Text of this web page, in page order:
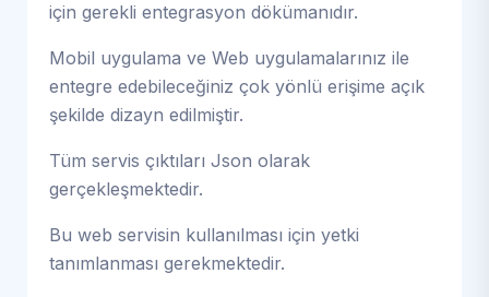
için gerekli entegrasyon dökümanıdır.
Mobil uygulama ve Web uygulamalarınız ile
entegre edebileceğiniz çok yönlü erişime açık
şekilde dizayn edilmiştir.
Tüm servis çıktıları Json olarak
gerçekleşmektedir.
Bu web servisin kullanılması için yetki
tanımlanması gerekmektedir.